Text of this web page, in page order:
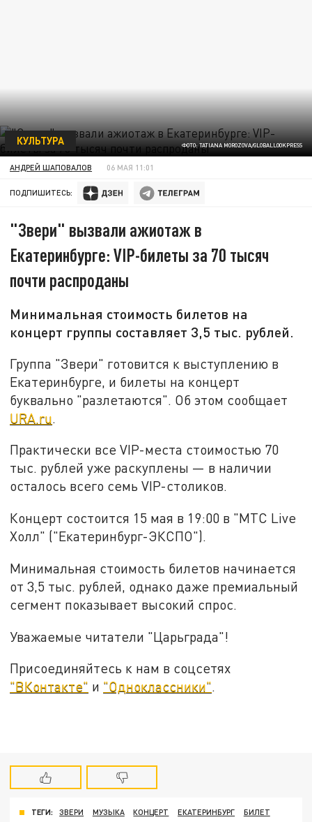
ФОТО: TATIANA MOROZOVA/GLOBALLOOKPRESS
КУЛЬТУРА
АНДРЕЙ ШАПОВАЛОВ 06 МАЯ 11:01
ПОДПИШИТЕСЬ:
"Звери" вызвали ажиотаж в
Екатеринбурге: VIP-билеты за 70 тысяч
почти распроданы
Минимальная стоимость билетов на
концерт группы составляет 3,5 тыс. рублей.
Группа "Звери" готовится к выступлению в
Екатеринбурге, и билеты на концерт
буквально "разлетаются". Об этом сообщает
URA.ru.
Практически все VIP-места стоимостью 70
тыс. рублей уже раскуплены — в наличии
осталось всего семь VIP-столиков.
Концерт состоится 15 мая в 19:00 в "МТС Live
Холл" ("Екатеринбург-ЭКСПО").
Минимальная стоимость билетов начинается
от 3,5 тыс. рублей, однако даже премиальный
сегмент показывает высокий спрос.
Уважаемые читатели "Царьграда"!
Присоединяйтесь к нам в соцсетях
"ВКонтакте" и "Одноклассники".
ТЕГИ: ЗВЕРИ МУЗЫКА КОНЦЕРТ ЕКАТЕРИНБУРГ
БИЛЕТ